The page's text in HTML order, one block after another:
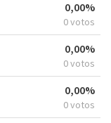
0,00%
0 votos
0,00%
0 votos
0,00%
0 votos